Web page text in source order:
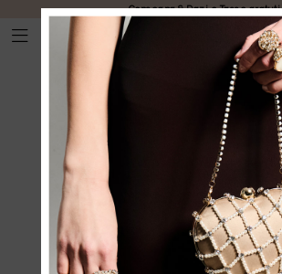
Consegna & Dazi e Tasse gratuti